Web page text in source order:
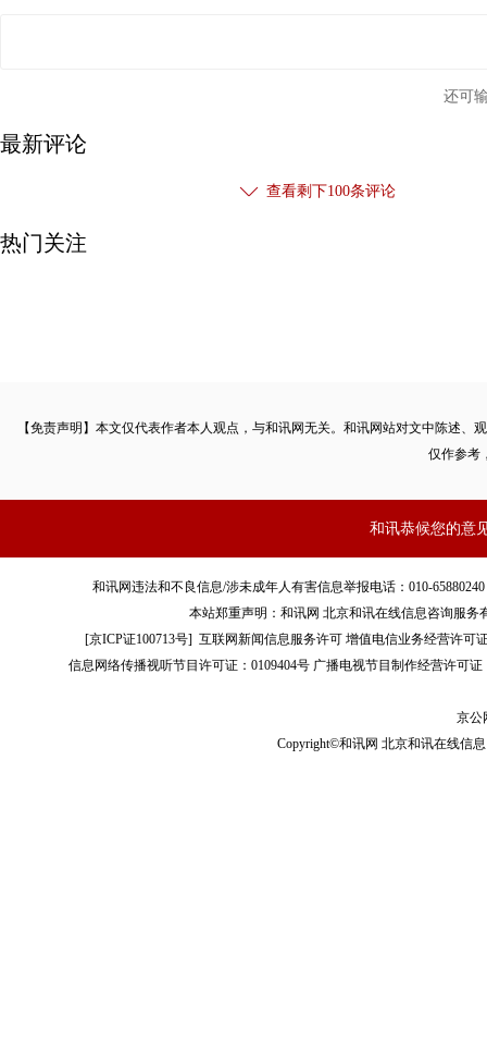
还可
最新评论
查看剩下100条评论
热门关注
【免责声明】本文仅代表作者本人观点，与和讯网无关。和讯网站对文中陈述
仅作参考
和讯恭候您的意
和讯网违法和不良信息/涉未成年人有害信息举报电话：010-
本站郑重声明：和讯网 北京和讯在线信息咨询服
[京ICP证100713号]互联网新闻信息服务许可 增值电信业务经营许可
信息网络传播视听节目许可证：0109404号 广播电视节目制作经营许可证
京公
Copyright©和讯网 北京和讯在线信